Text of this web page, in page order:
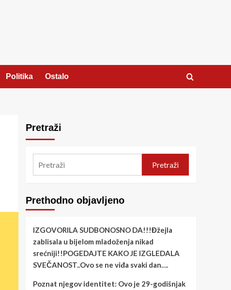
Politika Ostalo
Pretraži
Pretraži
Prethodno objavljeno
IZGOVORILA SUDBONOSNO DA!!!Đžejla
zablisala u bijelom mladoženja nikad
srećniji!!POGEDAJTE KAKO JE IZGLEDALA
SVEČANOST..Ovo se ne viđa svaki dan….
Poznat njegov identitet: Ovo je 29-godišnjak